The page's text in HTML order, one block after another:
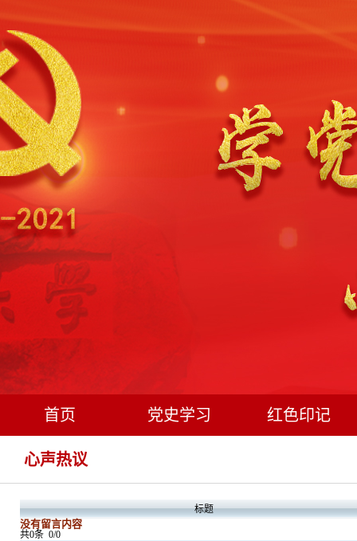
首页 党史学习 红色印记
心声热议
标题
没有留言内容
共0条 0/0